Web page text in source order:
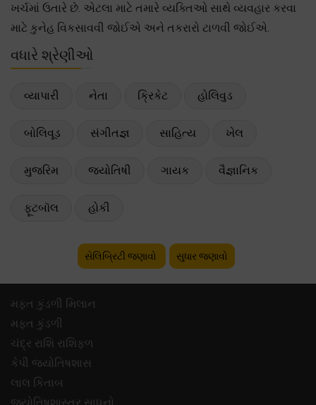
ખર્ચમાં ઉતારે છે. એટલા માટે તમારે વ્યક્તિઓ સાથે વ્યવહાર કરવા
માટે કુનેહ વિકસાવવી જોઈએ અને તકરારો ટાળવી જોઈએ.
વધારે શ્રેણીઓ
વ્યાપારી નેતા ક્રિકેટ હોલિવુડ
બોલિવૂડ સંગીતજ્ઞ સાહિત્ય ખેલ
મુજરિમ જ્યોતિષી ગાયક વૈજ્ઞાનિક
ફૂટબૉલ હોકી
સેલિબ્રિટી જણાવો સુધાર જણાવો
મફ્ત કુંડળી મિલાન
મફ્ત કુંડળી
ચંદ્ર રાશિ રાશિફળ
કેપી જ્યોતિષશાસ
લાલ કિતાબ